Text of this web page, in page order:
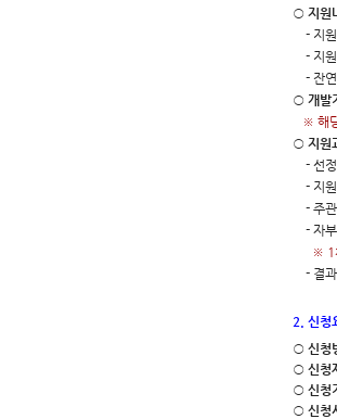
○ 지원
- 지원
- 지원
- 잔연
○ 개발
※ 해
○ 지원
- 선정
- 지원
- 주관
- 자부
※ 1
- 결과
2. 신청
○ 신청
○ 신청
○ 신청
○ 신청